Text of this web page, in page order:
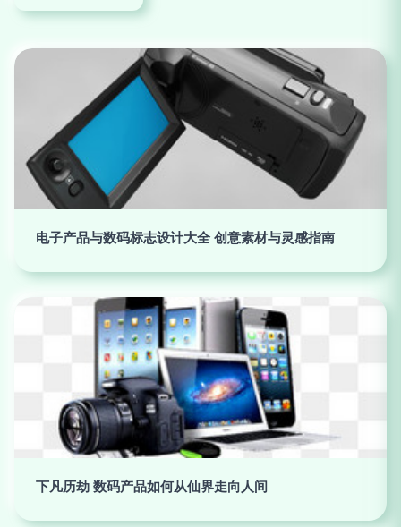
电子产品与数码标志设计大全 创意素材与灵感指南
下凡历劫 数码产品如何从仙界走向人间